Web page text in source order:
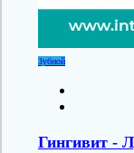
Зубной
Гингивит -